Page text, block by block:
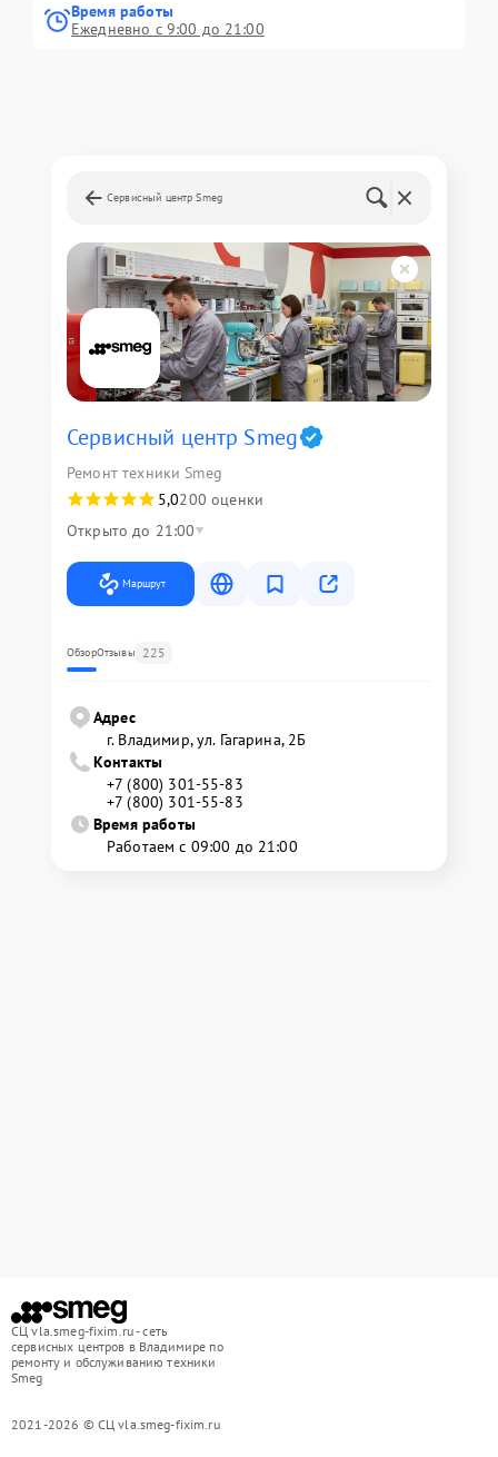
Время работы
Ежедневно с 9:00 до 21:00
Сервисный центр Smeg
Сервисный центр Smeg
Ремонт техники Smeg
5,0200 оценки
Открыто до 21:00
Маршрут
ОбзорОтзывы 225
Адрес
г. Владимир, ул. Гагарина, 2Б
Контакты
+7 (800) 301-55-83
+7 (800) 301-55-83
Время работы
Работаем с 09:00 до 21:00
СЦ vla.smeg-fixim.ru - сеть
сервисных центров в Владимире по
ремонту и обслуживанию техники
Smeg
2021-2026 © СЦ vla.smeg-fixim.ru